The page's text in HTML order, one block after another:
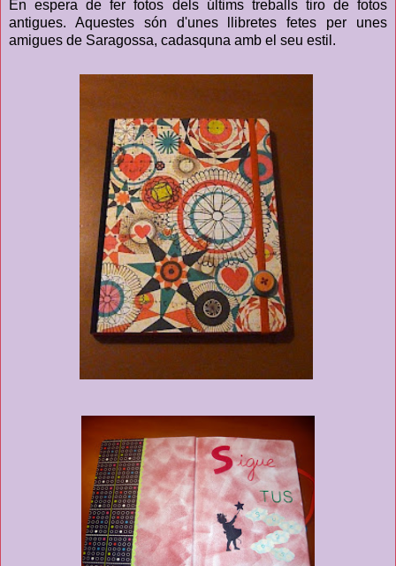
En espera de fer fotos dels últims treballs tiro de fotos
antigues. Aquestes són d'unes llibretes fetes per unes
amigues de Saragossa, cadasquna amb el seu estil.